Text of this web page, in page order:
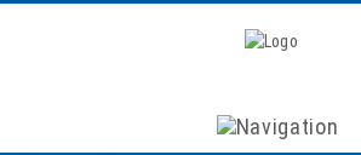
Navigation